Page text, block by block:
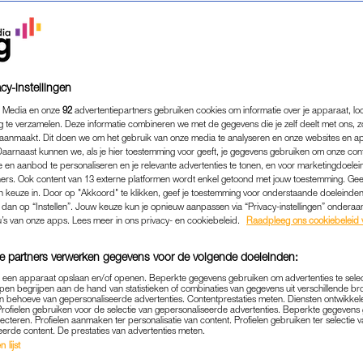
NATUURHUIS, MAAR
'HALF MILJOEN
MODERNE WOONWAGEN'
WONEN & KLUSSEN|WHAT THE FUNDA
16-07-2023 | MICHELLE VAN DER MOLEN
– zeg maar gerust bungalow – maar deze
instellingen
en onze 92 advertentiepartners gebruiken cookies om informatie over je apparaat,
te verzamelen. Deze informatie combineren we met de gegevens die je zelf deelt met ons,
Dit doen we om het gebruik van onze media te analyseren en onze websites en
kunnen we, als je hier toestemming voor geeft, je gegevens gebruiken om onze
en aanbod te personaliseren en je relevante advertenties te tonen, en voor
Ook content van 13 externe platformen wordt enkel getoond met jouw toestemming.
keuze in. Door op "Akkoord" te klikken, geef je toestemming voor onderstaande
op “Instellen”. Jouw keuze kun je opnieuw aanpassen via “Privacy-instellingen”
van onze apps. Lees meer in ons privacy- en cookiebeleid.
Raadpleeg ons cookiebeleid
partners verwerken gegevens voor de volgende doeleinden:
apparaat opslaan en/of openen. Beperkte gegevens gebruiken om advertenties te
begrijpen aan de hand van statistieken of combinaties van gegevens uit verschillende
behoeve van gepersonaliseerde advertenties. Contentprestaties meten. Diensten
gebruiken voor de selectie van gepersonaliseerde advertenties. Beperkte
Profielen aanmaken ter personalisatie van content. Profielen gebruiken ter selectie
content. De prestaties van advertenties meten.
lijst